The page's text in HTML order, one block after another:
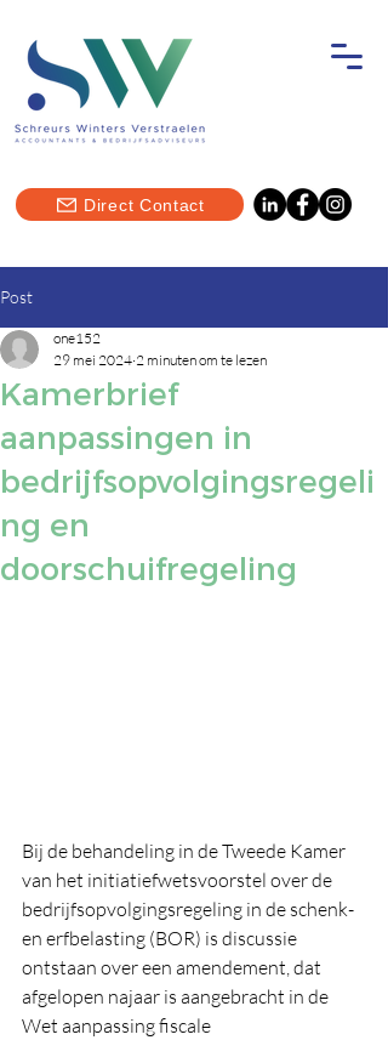
Direct Contact
Post
Kamerbrief
aanpassingen in
bedrijfsopvolgingsregeli
ng en
doorschuifregeling
one152
29 mei 2024 2 minuten om te lezen
Bij de behandeling in de Tweede Kamer
van het initiatiefwetsvoorstel over de
bedrijfsopvolgingsregeling in de schenk-
en erfbelasting (BOR) is discussie
ontstaan over een amendement, dat
afgelopen najaar is aangebracht in de
Wet aanpassing fiscale